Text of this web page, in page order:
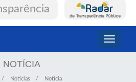
Toggle
NOTÍCIA
Noticias Notícia